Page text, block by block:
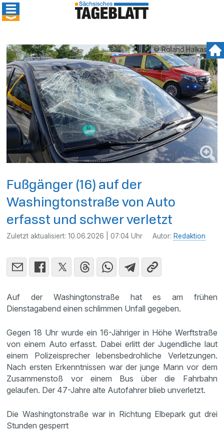
© Roland Halkasch
Fußgänger (16) auf der
Washingtonstraße von Auto
erfasst und schwer verletzt
Zuletzt aktualisiert:10.06.2026 | 07:04 Uhr Autor: Redaktion
Auf der Washingtonstraße hat es am frühen
Dienstagabend einen schlimmen Unfall gegeben.
Gegen 18 Uhr wurde ein 16-Jähriger in Höhe Werftstraße
von einem Auto erfasst. Dabei erlitt der Jugendliche laut
einem Polizeisprecher lebensbedrohliche Verletzungen.
Nach ersten Erkenntnissen war der junge Mann vor dem
Zusammenstoß vor einem Bus über die Fahrbahn
gelaufen. Der 47-Jahre alte Autofahrer blieb unverletzt.
Die Washingtonstraße war in Richtung Elbepark gut drei
Stunden gesperrt